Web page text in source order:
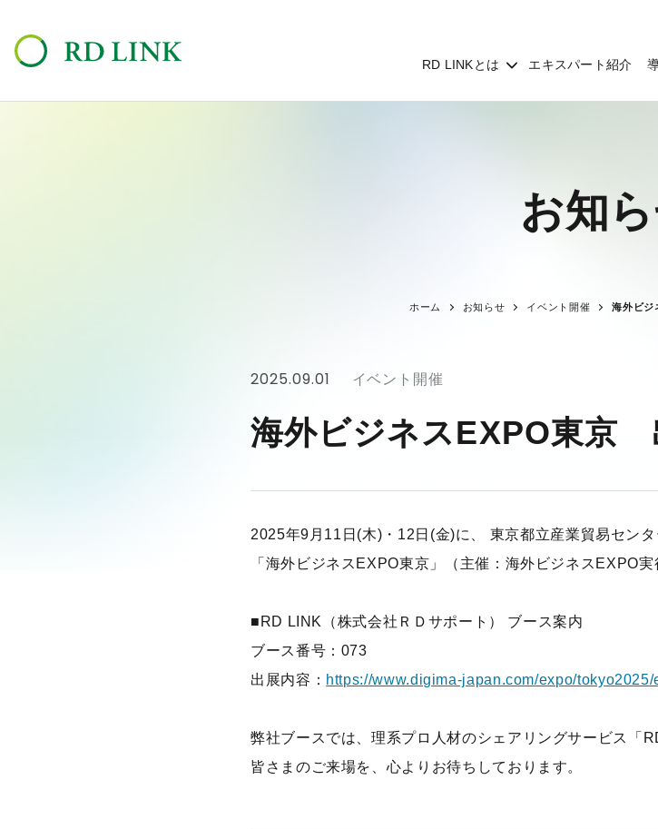
RD LINKとは エキスパート紹介
お知
ホーム お知らせ イベント開催 海外ビ
2025.09.01 イベント開催
海外ビジネスEXPO東京
2025年9月11日(木)・12日(金)に、 東京都立産業貿易セン
「海外ビジネスEXPO東京」（主催：海外ビジネスEXPO
■RD LINK（株式会社ＲＤサポート） ブース案内
ブース番号：073
出展内容： https://www.digima-japan.com/expo/
弊社ブースでは、理系プロ人材のシェアリングサービス「
皆さまのご来場を、心よりお待ちしております。